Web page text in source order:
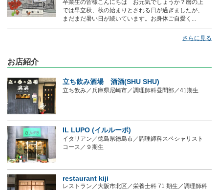
卒業生の皆様こんにちは お元気でしょうか？暦の上
では早立秋、秋の始まりとされる日が過ぎましたが、
まだまだ暑い日が続いています。お身体ご自愛く...
さらに見る
お店紹介
立ち飲み酒場 酒酒(SHU SHU)
立ち飲み／兵庫県尼崎市／調理師科昼間部／41期生
IL LUPO (イルルーポ)
イタリアン／徳島県徳島市／調理師科スペシャリスト
コース／９期生
restaurant kiji
レストラン／大阪市北区／栄養士科 71 期生／調理師科